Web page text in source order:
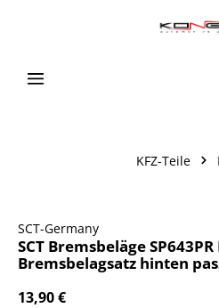
KFZ-Teile
SCT-Germany
SCT Bremsbeläge
Bremsbelagsatz hinten
13,90 €